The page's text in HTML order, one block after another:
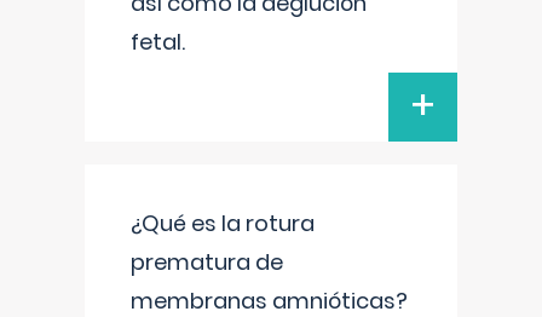
fetal.
+
¿Qué es la rotura
prematura de
membranas amnióticas?